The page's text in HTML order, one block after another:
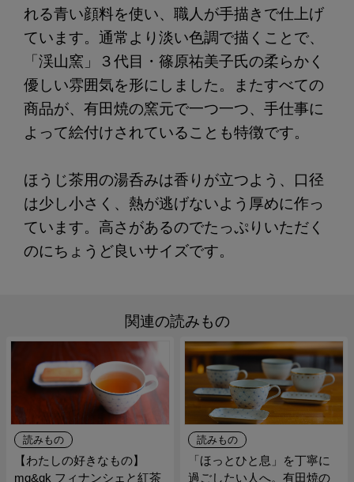
れる青い顔料を使い、職人が手描きで仕上げ
ています。通常より淡い色調で描くことで、
「渓山窯」３代目・篠原祐美子氏の柔らかく
優しい雰囲気を形にしました。またすべての
商品が、有田焼の窯元で一つ一つ、手仕事に
よって絵付けされていることも特徴です。
ほうじ茶用の湯呑みは香りが立つよう、口径
は少し小さく、熱が逃げないよう厚めに作っ
ています。高さがあるのでたっぷりいただく
のにちょうど良いサイズです。
関連の読みもの
読みもの
【わたしの好きなもの】
mg&gk フィナンシェと紅茶
読みもの
「ほっとひと息」を丁寧に
過ごしたい人へ。有田焼の